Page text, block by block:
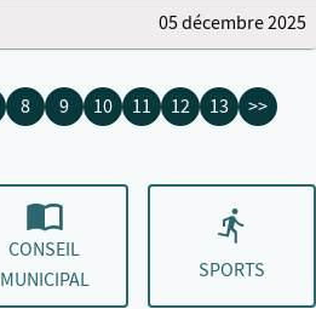
05 décembre 2025
8 9 10 11 12 13 >>
CONSEIL
MUNICIPAL
SPORTS